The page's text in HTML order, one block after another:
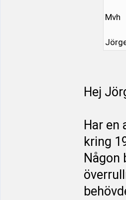
Mvh
Hej
Har en
kring
Någon